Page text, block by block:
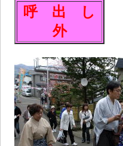
呼 出 し
外